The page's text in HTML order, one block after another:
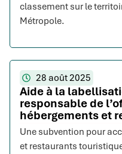
classement sur le
Métropole.
28 août 2025
Aide à la
responsable de
hébergements et
Une subvention pour
et restaurants